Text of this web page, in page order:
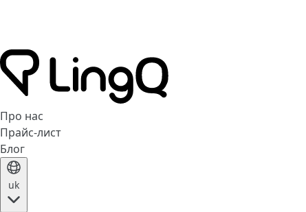
Про нас
Прайс-лист
Блог
uk